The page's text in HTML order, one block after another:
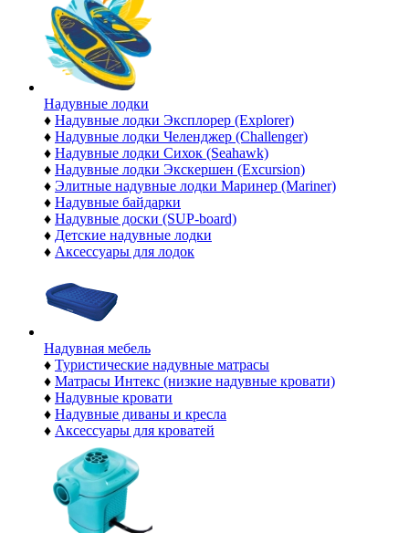
Надувные лодки
♦ Надувные лодки Эксплорер (Explorer)
♦ Надувные лодки Челенджер (Challenger)
♦ Надувные лодки Сихок (Seahawk)
♦ Надувные лодки Экскершен (Excursion)
♦ Элитные надувные лодки Маринер (Mariner)
♦ Надувные байдарки
♦ Надувные доски (SUP-board)
♦ Детские надувные лодки
♦ Аксессуары для лодок
Надувная мебель
♦ Туристические надувные матрасы
♦ Матрасы Интекс (низкие надувные кровати)
♦ Надувные кровати
♦ Надувные диваны и кресла
♦ Аксессуары для кроватей